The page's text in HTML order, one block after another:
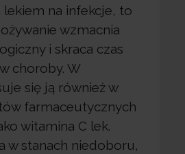
na infekcje, to
wzmacnia
i skraca czas
choroby. W
się ją również w
farmaceutycznych
witamina C lek.
w stanach niedoboru,